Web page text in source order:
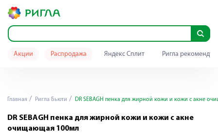
Акции Распродажа Яндекс Сплит Ригла
Главная Ригла Бьюти DR SEBAGH пенка для жирной кожи и кожи с акне
DR SEBAGH пенка для жирной кожи и кожи с акне
очищающая 100мл